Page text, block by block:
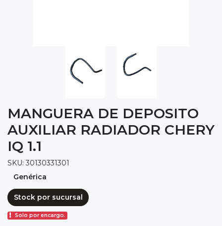
MANGUERA DE DEPOSITO
AUXILIAR RADIADOR CHERY
IQ 1.1
SKU: 30130331301
Genérica
Stock por sucursal
Solo por encargo.